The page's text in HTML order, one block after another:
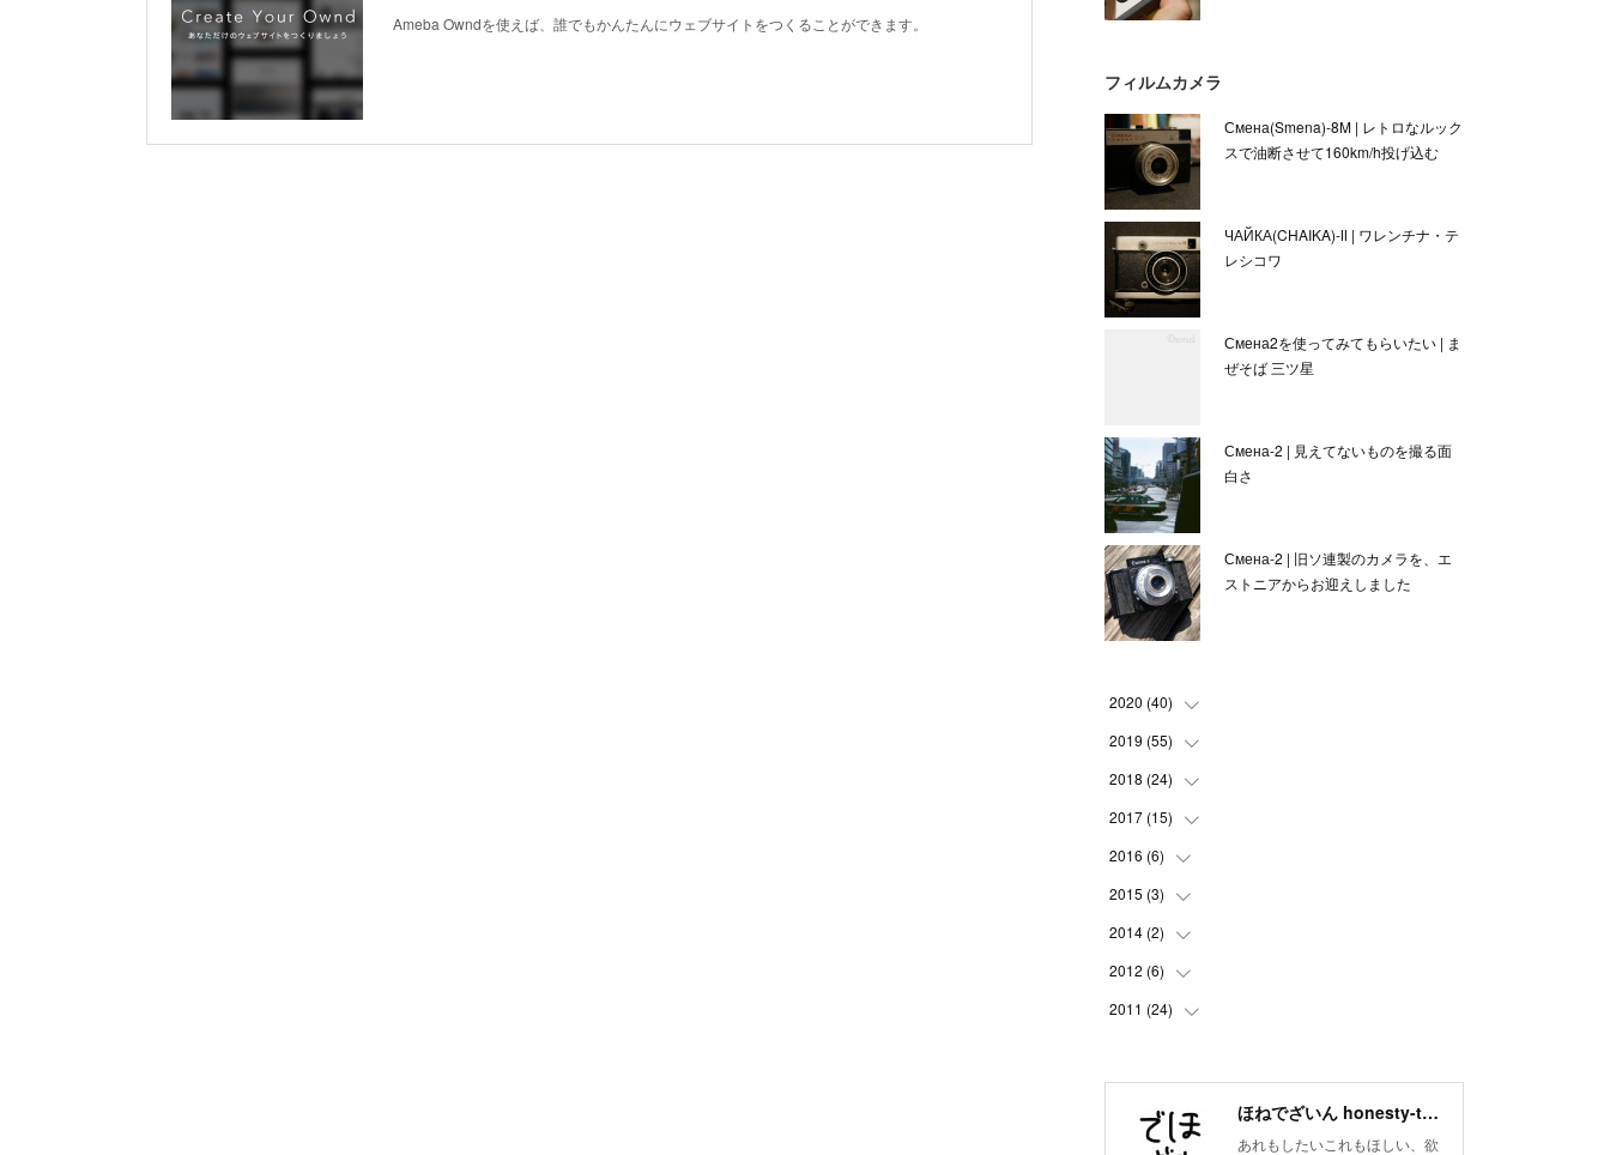
Ameba Owndを使えば、誰でもかんたんにウェブサイトをつくることができます。
フィルムカメラ
Смена(Smena)-8M | レトロなルック
スで油断させて160km/h投げ込む
ЧАЙКА(CHAIKA)-Ⅱ | ワレンチナ・テ
レシコワ
Смена2を使ってみてもらいたい | ま
ぜそば 三ツ星
Смена-2 | 見えてないものを撮る面
白さ
Смена-2 | 旧ソ連製のカメラを、エ
ストニアからお迎えしました
2020 (40)
(3
(4
(1
(
)
(
)
(
(
(5
(2
2019 (55)
(8
(6
(
)
(
)
(
)
(
(6
(4
(6)
2018 (24)
(2
(
)
(
)
(
)
(
)
(1
(5
2017 (15)
(
)
(
)
(
)
(
)
(1
(4)
2016 (6)
(
)
(
)
2015 (3)
(
)
(
)
(1
2014 (2)
(
)
(1
2012 (6)
(2
(3)
2011 (24)
(14)
ほねでざいん honesty-to-desire.inc
あれもしたいこれもほしい、欲